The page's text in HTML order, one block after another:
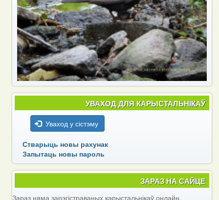
УВАХОД ДЛЯ КАРЫСТАЛЬНІКАЎ
Уваход у сістэму
Стварыць новы рахунак
Запытаць новы пароль
ЗАРАЗ НА САЙЦЕ
Зараз няма зарэгістраваных карыстальнікаў онлайн.